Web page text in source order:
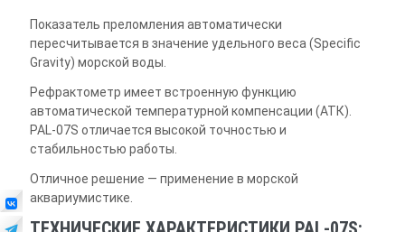
Показатель преломления автоматически
пересчитывается в значение удельного веса (Specific
Gravity) морской воды.
Рефрактометр имеет встроенную функцию
автоматической температурной компенсации (АТК).
PAL-07S отличается высокой точностью и
стабильностью работы.
Отличное решение — применение в морской
аквариумистике.